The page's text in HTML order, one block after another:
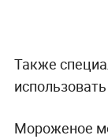
Также
Мороженое